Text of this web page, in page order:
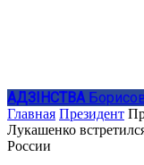
АДЗIНСТВА
Главная Президент
Лукашенко
России